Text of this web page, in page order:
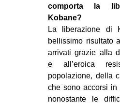
comporta la
Kobane?
La liberazione di
bellissimo risultato
arrivati grazie alla
e all’eroica
popolazione, della
che sono accorsi in
nonostante le